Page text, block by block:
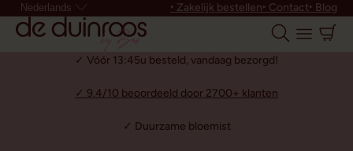
Nederlands ‣ Zakelijk bestellen‣ Contact‣ Blog
✓ Vóór 13:45u besteld, vandaag bezorgd!
✓ 9.4/10 beoordeeld door 2700+ klanten
✓ Duurzame bloemist